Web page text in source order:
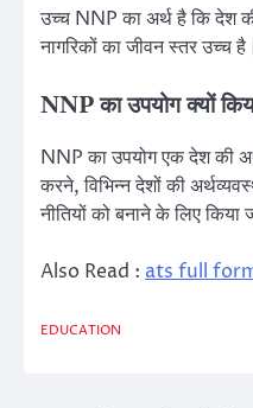
उच्च NNP का अर्थ है कि देश
नागरिकों का जीवन स्तर उच्च है।
NNP का उपयोग क्यों
NNP का उपयोग एक देश की
करने, विभिन्न देशों की
नीतियों को बनाने के लिए किया
Also Read : ats full
EDUCATION